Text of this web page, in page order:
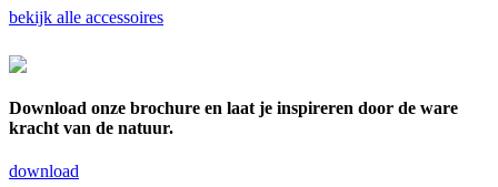
bekijk alle accessoires
Download onze brochure en laat je inspireren door de ware
kracht van de natuur.
download